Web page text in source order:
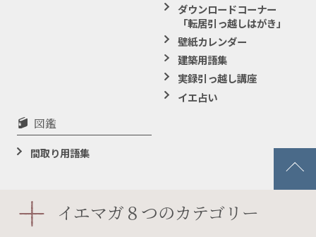
ダウンロードコーナー
「転居引っ越しはがき」
壁紙カレンダー
建築用語集
実録引っ越し講座
イエ占い
図鑑
間取り用語集
イエマガ８つのカテゴリー